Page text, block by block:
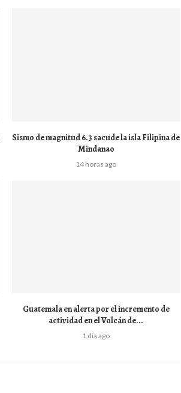
Sismo de magnitud 6.3 sacude la isla Filipina de
Mindanao
14 horas ago
Guatemala en alerta por el incremento de
actividad en el Volcán de...
1 día ago